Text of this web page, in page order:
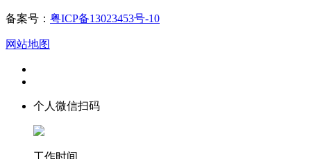
备案号： 粤ICP备13023453号-10
网站地图
个人微信扫码